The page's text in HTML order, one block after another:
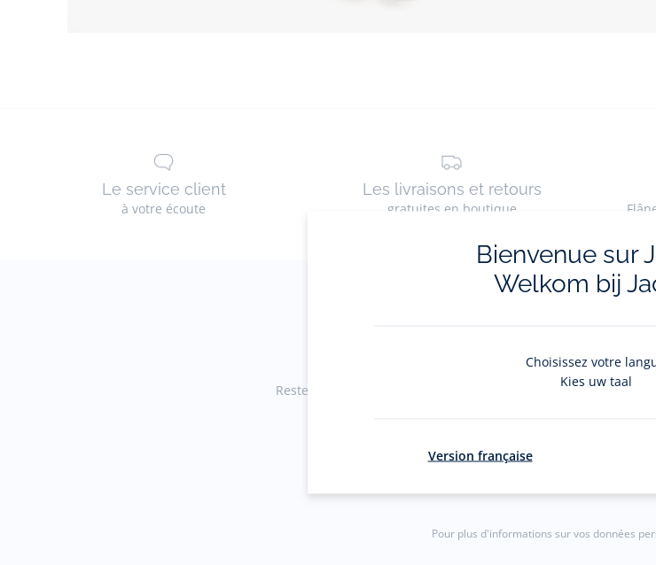
Le service client
à votre écoute
Les livraisons et retours
gratuites en boutique
Restez informés des nouveautés Jacadi : ventes privées,
Pour plus d'informations sur vos données
Bienvenue sur
Welkom bij
Choisissez votre
Kies uw taal
Version française